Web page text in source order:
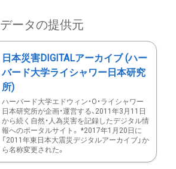
データの提供元
日本災害DIGITALアーカイブ (ハー
バード大学ライシャワー日本研究
所)
ハーバード大学エドウィン・O・ライシャワー
日本研究所が企画・運営する、2011年3月11日
から続く自然・人為災害を記録したデジタル情
報へのポータルサイト。 *2017年1月20日に
「2011年東日本大震災デジタルアーカイブ」か
ら名称変更された。